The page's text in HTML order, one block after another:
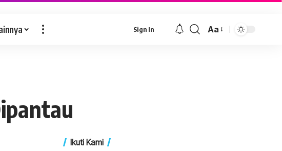
Sign In
Font
Aa
Ikuti Kami